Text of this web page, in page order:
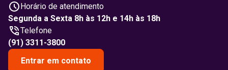
Horário de atendimento
Segunda a Sexta 8h às 12h e 14h às 18h
Telefone
(91) 3311-3800
Entrar em contato